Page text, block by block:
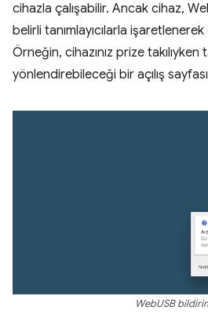
cihazla çalışabilir. Ancak cihaz,
belirli tanımlayıcılarla
Örneğin, cihazınız prize takılıyken
yönlendirebileceği bir açılış
WebUSB